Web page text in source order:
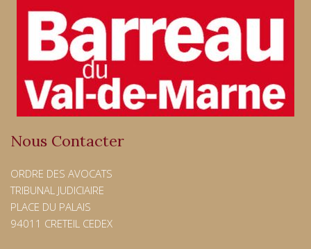
Nous Contacter
ORDRE DES AVOCATS
TRIBUNAL JUDICIAIRE
PLACE DU PALAIS
94011 CRETEIL CEDEX